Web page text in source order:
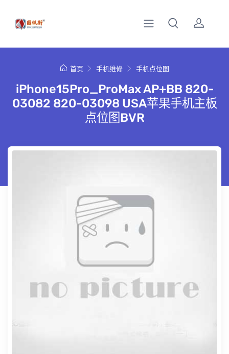
首页 手机维修 手机点位图
iPhone15Pro_ProMax AP+BB 820-
03082 820-03098 USA苹果手机主板
点位图BVR